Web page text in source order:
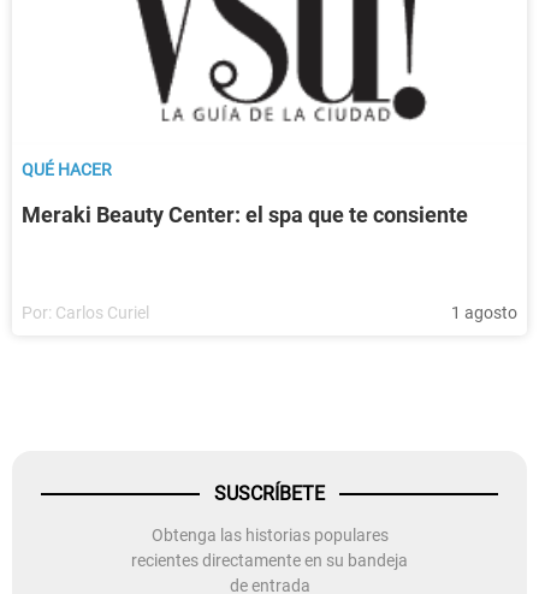
QUÉ HACER
Meraki Beauty Center: el spa que te consiente
Por: Carlos Curiel 1 agosto
SUSCRÍBETE
Obtenga las historias populares
recientes directamente en su bandeja
de entrada